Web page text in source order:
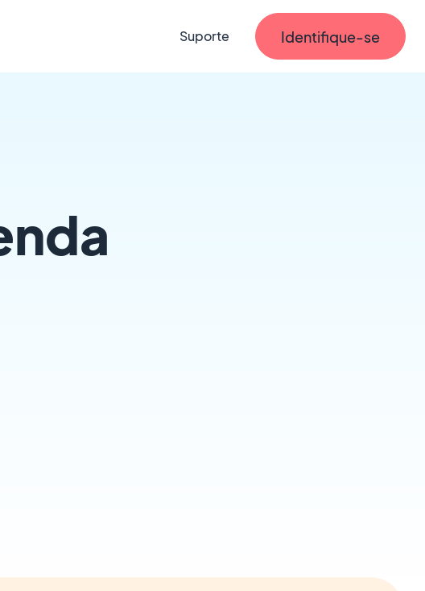
Suporte Identifique-se